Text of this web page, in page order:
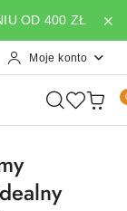
OD 400 ZŁ
Moje konto